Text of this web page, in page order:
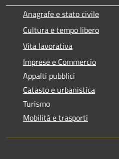
Anagrafe e stato civile
Cultura e tempo libero
Vita lavorativa
Imprese e Commercio
Appalti pubblici
Catasto e urbanistica
Turismo
Mobilità e trasporti